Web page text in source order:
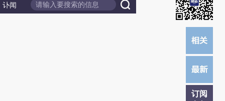
讣闻
订阅